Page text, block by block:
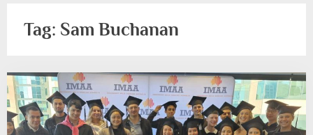
Tag: Sam Buchanan